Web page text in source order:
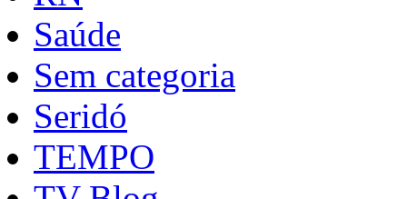
Saúde
Sem categoria
Seridó
TEMPO